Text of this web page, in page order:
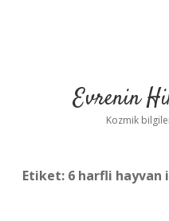
Evrenin
Kozmik
Etiket: 6 harfli